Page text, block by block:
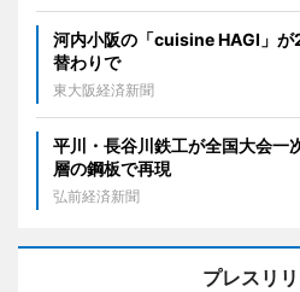
河内小阪の「cuisine HAGI」
替わりで
東大阪経済新聞
平川・長谷川鉄工が全国大会
層の鋼板で再現
弘前経済新聞
プレスリ